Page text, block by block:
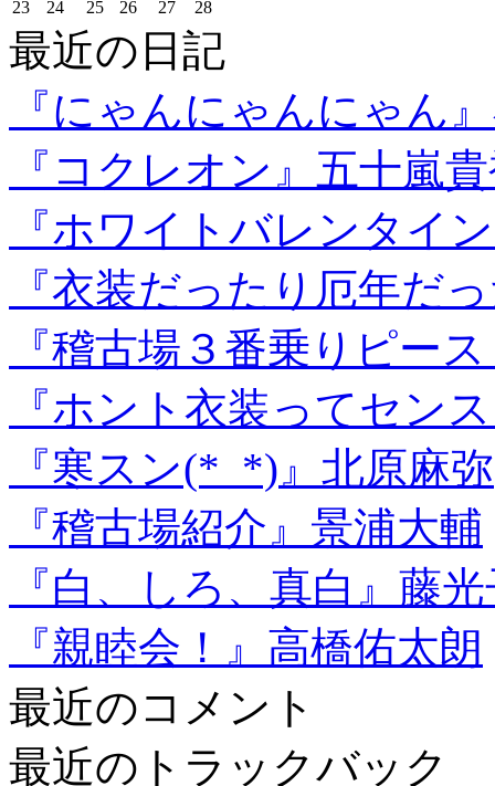
23
24 25 26 27 28
最近の日記
『にゃんにゃんにゃん
『コクレオン』五十嵐
『ホワイトバレンタイ
『衣装だったり厄年だ
『稽古場３番乗りピー
『ホント衣装ってセン
『寒スン(*_*)』北原麻弥
『稽古場紹介』景浦大輔
『白、しろ、真白』藤
『親睦会！』高橋佑太朗
最近のコメント
最近のトラックバック